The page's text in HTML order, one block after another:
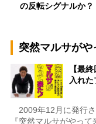
の反転シグナルか
突然マルサがや
【最
入れ
2009年12月に発行
『突然マルサがやっ